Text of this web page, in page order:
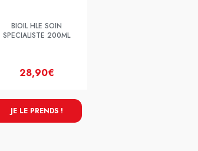
BIOIL HLE SOIN
SPECIALISTE 200ML
28,90€
JE LE PRENDS !